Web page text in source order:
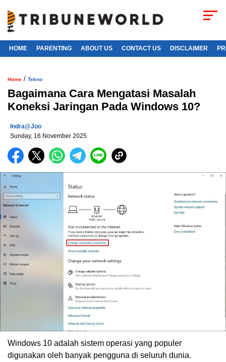
HOME PARENTING ABOUT US CONTACT US DISCLAIMER
Home / Tekno
Bagaimana Cara Mengatasi Masalah
Koneksi Jaringan Pada Windows 10?
Indra@joo
Sunday, 16 November 2025
Windows 10 adalah sistem operasi yang populer
digunakan oleh banyak pengguna di seluruh dunia.